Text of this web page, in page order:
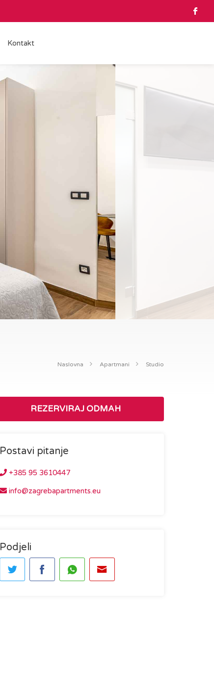
Kontakt
Naslovna Apartmani Studio
REZERVIRAJ ODMAH
Postavi pitanje
+385 95 3610447
info@zagrebapartments.eu
Podjeli